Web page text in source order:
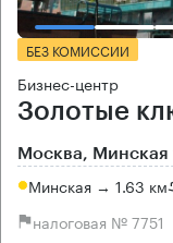
БЕЗ КОМИССИИ
Бизнес-центр
Золотые
Москва, Минская
Минская → 1.63 км
налоговая № 7751